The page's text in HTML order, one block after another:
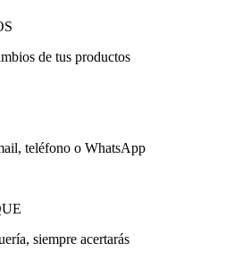
de tus productos
teléfono o WhatsApp
siempre acertarás